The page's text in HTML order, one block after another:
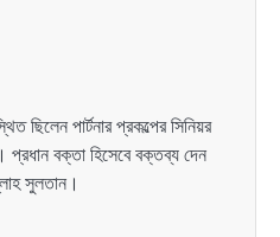
ছিলেন পার্টনার প্রকল্পের সিনিয়র
প্রধান বক্তা হিসেবে বক্তব্য দেন
সুলতান।